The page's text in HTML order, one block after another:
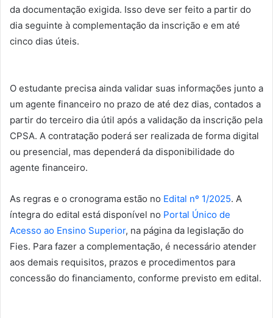
da documentação exigida. Isso deve ser feito a partir do
dia seguinte à complementação da inscrição e em até
cinco dias úteis.
O estudante precisa ainda validar suas informações junto a
um agente financeiro no prazo de até dez dias, contados a
partir do terceiro dia útil após a validação da inscrição pela
CPSA. A contratação poderá ser realizada de forma digital
ou presencial, mas dependerá da disponibilidade do
agente financeiro.
As regras e o cronograma estão no Edital nº 1/2025. A
íntegra do edital está disponível no Portal Único de
Acesso ao Ensino Superior, na página da legislação do
Fies. Para fazer a complementação, é necessário atender
aos demais requisitos, prazos e procedimentos para
concessão do financiamento, conforme previsto em edital.